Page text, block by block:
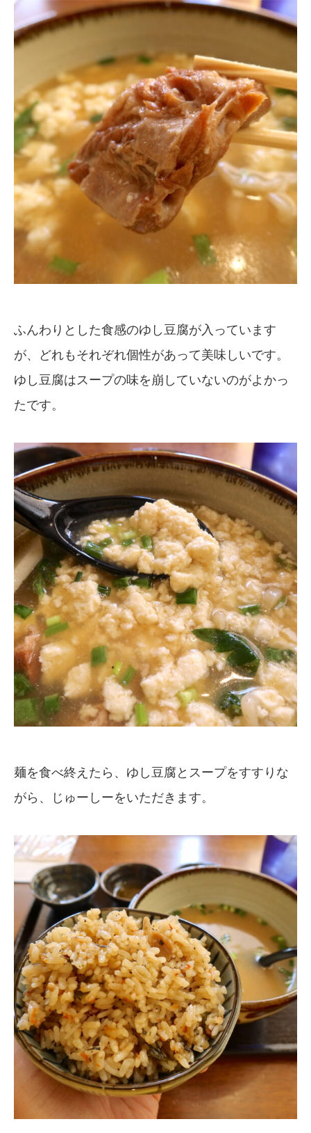
ふんわりとした食感のゆし豆腐が入っています
が、どれもそれぞれ個性があって美味しいです。
ゆし豆腐はスープの味を崩していないのがよかっ
たです。
麺を食べ終えたら、ゆし豆腐とスープをすすりな
がら、じゅーしーをいただきます。